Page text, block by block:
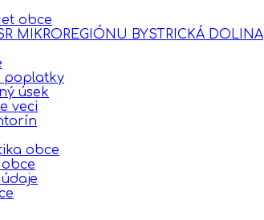
obce
MIKROREGIÓNU BYSTRICKÁ DOLINA
poplatky
úsek
veci
obce